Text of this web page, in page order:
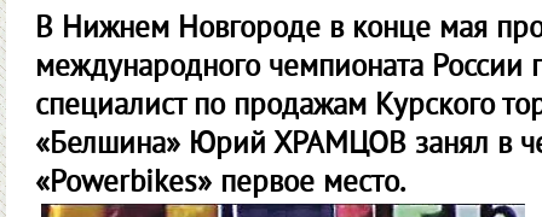
В Нижнем Новгороде в конце мая
международного чемпионата России
специалист по продажам Курского
«Белшина» Юрий ХРАМЦОВ занял в
«Powerbikes» первое место.